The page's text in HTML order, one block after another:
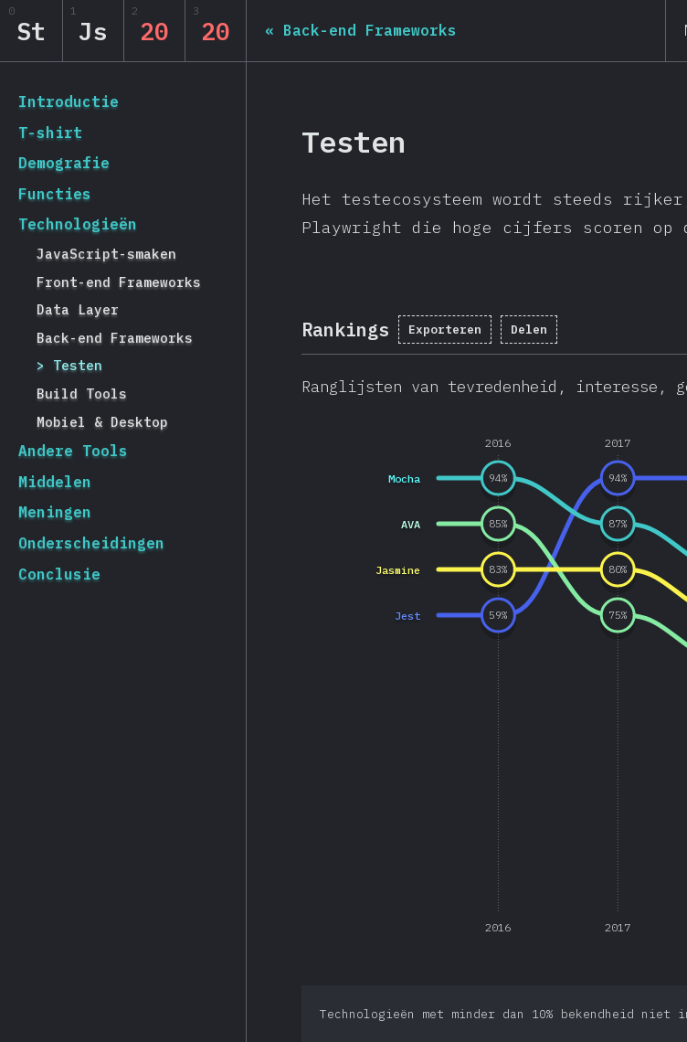
State of JS 2020
0
St
1
Js
2
20
3
20
[nl-NL] general.back_to_intro
Introductie
T-shirt
Demografie
Functies
Technologieën
JavaScript-smaken
Front-end Frameworks
Data Layer
Back-end Frameworks
Testen
Build Tools
Mobiel & Desktop
Andere Tools
Middelen
Meningen
Onderscheidingen
Conclusie
« Back-end Frameworks
Testen
Het testecosysteem wordt steeds
Playwright die hoge cijfers scoren op
Rankings Exporteren Delen
Ranglijsten van tevredenheid, interesse,
2016 2017
2016 2017
Jest
Mocha
AVA
Jasmine
59%
94%
94%
87%
85%
75%
83% 80%
Technologieën met minder dan 10% bekendheid